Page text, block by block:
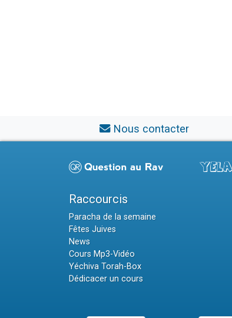
Nous contacter
Raccourcis
Paracha de la semaine
Fêtes Juives
News
Cours Mp3-Vidéo
Yéchiva Torah-Box
Dédicacer un cours